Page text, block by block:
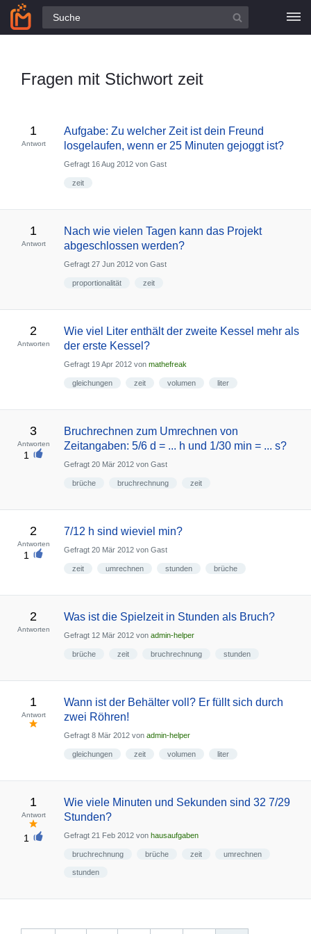
Alle Fragen
Fragen mit Stichwort zeit
1
Antwort
Aufgabe: Zu welcher Zeit ist dein Freund
losgelaufen, wenn er 25 Minuten gejoggt ist?
Gefragt 16 Aug 2012 von Gast
zeit
1
Antwort
Nach wie vielen Tagen kann das Projekt
abgeschlossen werden?
Gefragt 27 Jun 2012 von Gast
proportionalität zeit
2
Antworten
Wie viel Liter enthält der zweite Kessel mehr als
der erste Kessel?
Gefragt 19 Apr 2012 von mathefreak
gleichungen zeit volumen liter
3
Antworten
1
Bruchrechnen zum Umrechnen von
Zeitangaben: 5/6 d = ... h und 1/30 min = ... s?
Gefragt 20 Mär 2012 von Gast
brüche bruchrechnung zeit
2
Antworten
1
7/12 h sind wieviel min?
Gefragt 20 Mär 2012 von Gast
zeit umrechnen stunden brüche
2
Antworten
Was ist die Spielzeit in Stunden als Bruch?
Gefragt 12 Mär 2012 von admin-helper
brüche zeit bruchrechnung stunden
1
Antwort
Wann ist der Behälter voll? Er füllt sich durch
zwei Röhren!
Gefragt 8 Mär 2012 von admin-helper
gleichungen zeit volumen liter
1
Antwort
1
Wie viele Minuten und Sekunden sind 32 7/29
Stunden?
Gefragt 21 Feb 2012 von hausaufgaben
bruchrechnung brüche zeit umrechnen
stunden